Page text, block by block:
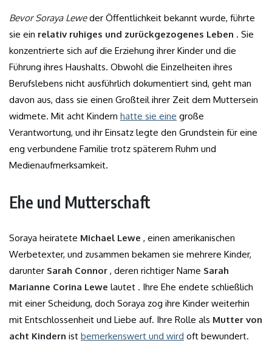
Bevor Soraya Leweder Öffentlichkeit bekannt wurde, führte
sie ein relativ ruhiges und zurückgezogenes Leben . Sie
konzentrierte sich auf die Erziehung ihrer Kinder und die
Führung ihres Haushalts. Obwohl die Einzelheiten ihres
Berufslebens nicht ausführlich dokumentiert sind, geht man
davon aus, dass sie einen Großteil ihrer Zeit dem Muttersein
widmete. Mit acht Kindern hatte sie eine große
Verantwortung, und ihr Einsatz legte den Grundstein für eine
eng verbundene Familie trotz späterem Ruhm und
Medienaufmerksamkeit.
Ehe und Mutterschaft
Soraya heiratete Michael Lewe , einen amerikanischen
Werbetexter, und zusammen bekamen sie mehrere Kinder,
darunter Sarah Connor , deren richtiger Name Sarah
Marianne Corina Lewe lautet . Ihre Ehe endete schließlich
mit einer Scheidung, doch Soraya zog ihre Kinder weiterhin
mit Entschlossenheit und Liebe auf. Ihre Rolle als Mutter von
acht Kindern ist bemerkenswert und wird oft bewundert.